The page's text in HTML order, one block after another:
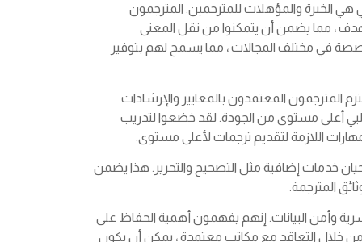
الخبرة والمؤهلات للمترجمين. المترجمون
، مما يضمن أن يتمكنوا من نقل المعنى
في مختلف المجالات ، مما يسمح لهم بتوفير
المترجمون المعتمدون بالمعايير والإرشادات
أعلى مستوى من الجودة. لقد خضعوا لتدريب
اللازمة لتقديم ترجمات لأعلى مستوى.
خدمات إضافية مثل التصحيح والتحرير. هذا يضمن
المترجمة.
وأمن البيانات. إنهم يفهمون أهمية الحفاظ على
من خلال التعاقد مع مكاتب معتمدة ، يمكن أن يكون